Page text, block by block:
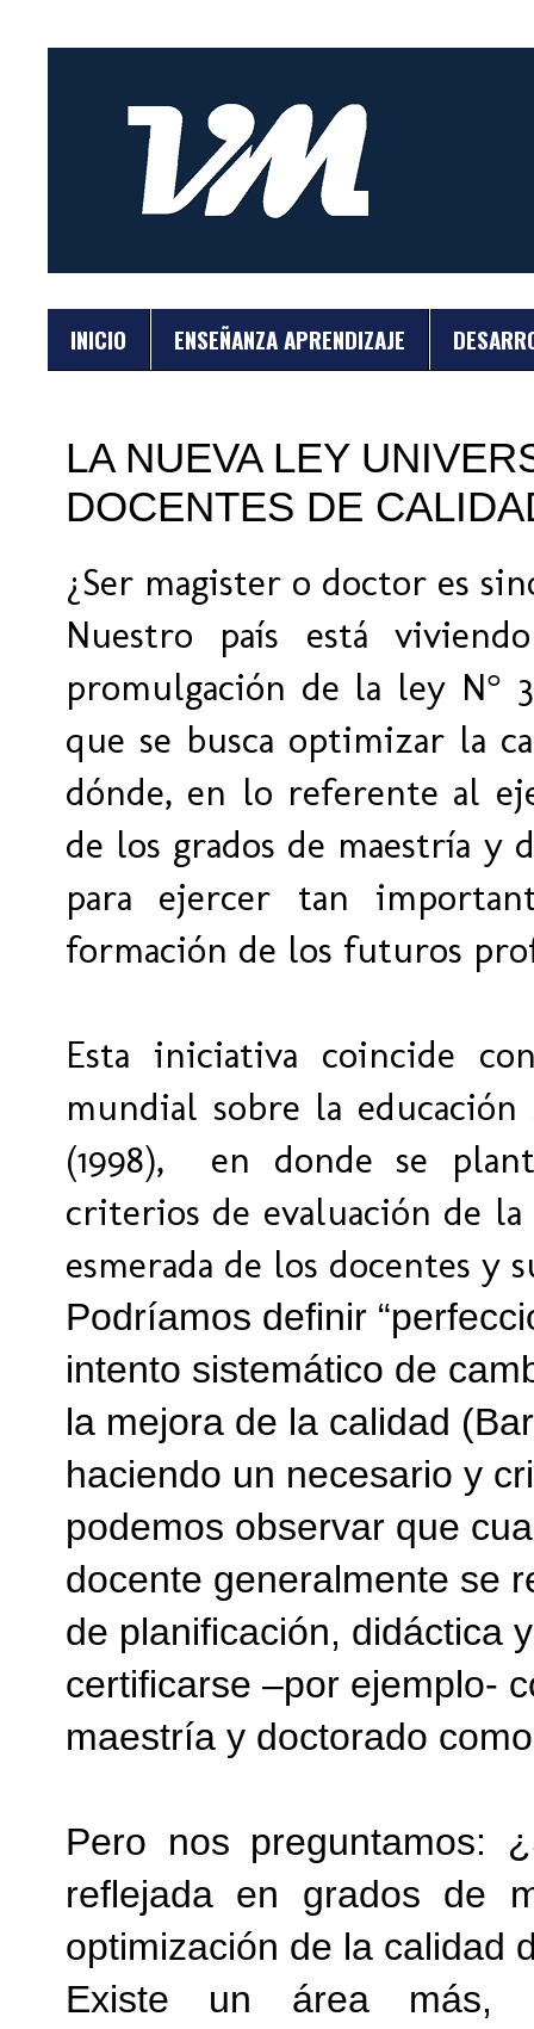
INICIO ENSEÑANZA APRENDIZAJE
LA NUEVA LEY
DOCENTES DE
¿Ser magister o doctor es
Nuestro país está
promulgación de la ley N°
que se busca optimizar la
dónde, en lo referente al
de los grados de maestría
para ejercer tan
formación de los futuros
Esta iniciativa coincide
mundial sobre la
(1998), en donde se
criterios de evaluación de
esmerada de los docentes y
Podríamos definir
intento sistemático de
la mejora de la calidad
haciendo un necesario y
podemos observar que
docente generalmente se
de planificación, didáctica
certificarse –por ejemplo-
maestría y doctorado
Pero nos preguntamos:
reflejada en grados de
optimización de la calidad
Existe un área más,